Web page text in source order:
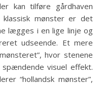
kan tilføre gårdhaven
mønster er det
lægges i en lige linje og
udseende. Et mere
hvor stenene
visuel effekt.
“hollandsk mønster”,